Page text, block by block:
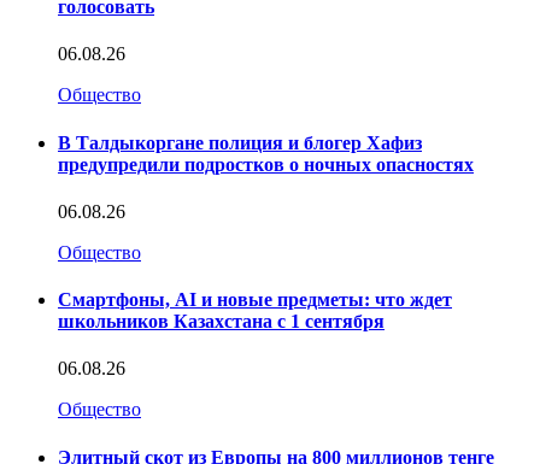
голосовать
06.08.26
Общество
В Талдыкоргане полиция и блогер Хафиз
предупредили подростков о ночных опасностях
06.08.26
Общество
Смартфоны, AI и новые предметы: что ждет
школьников Казахстана с 1 сентября
06.08.26
Общество
Элитный скот из Европы на 800 миллионов тенге